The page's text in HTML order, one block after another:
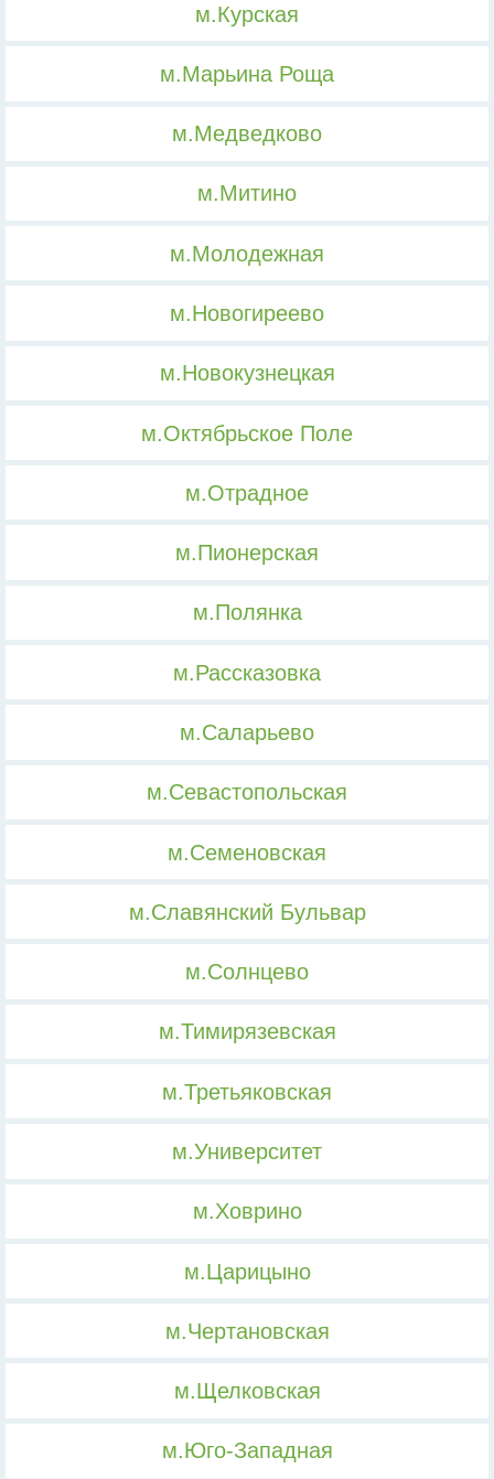
м.Курская
м.Марьина Роща
м.Медведково
м.Митино
м.Молодежная
м.Новогиреево
м.Новокузнецкая
м.Октябрьское Поле
м.Отрадное
м.Пионерская
м.Полянка
м.Рассказовка
м.Саларьево
м.Севастопольская
м.Семеновская
м.Славянский Бульвар
м.Солнцево
м.Тимирязевская
м.Третьяковская
м.Университет
м.Ховрино
м.Царицыно
м.Чертановская
м.Щелковская
м.Юго-Западная